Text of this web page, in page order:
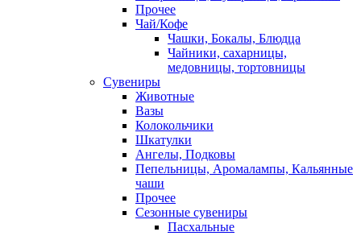
Прочее
Чай/Кофе
Чашки, Бокалы, Блюдца
Чайники, сахарницы,
медовницы, тортовницы
Сувениры
Животные
Вазы
Колокольчики
Шкатулки
Ангелы, Подковы
Пепельницы, Аромалампы, Кальянные
чаши
Прочее
Сезонные сувениры
Пасхальные